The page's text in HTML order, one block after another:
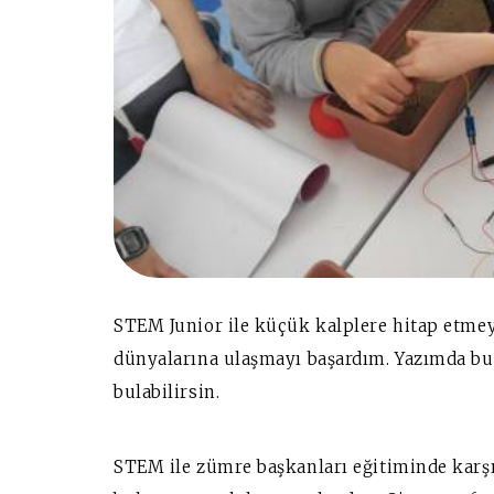
STEM Junior ile küçük kalplere hitap
dünyalarına ulaşmayı başardım. Yazımda
bulabilirsin.
STEM ile zümre başkanları eğitiminde